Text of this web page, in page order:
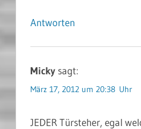
Antworten
Micky sagt:
März 17, 2012 um 20:38 Uhr
JEDER Türsteher, egal